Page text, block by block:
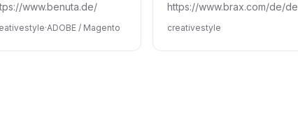
www.benuta.de/
·ADOBE / Magento
https://www.brax.com/de/de
creativestyle